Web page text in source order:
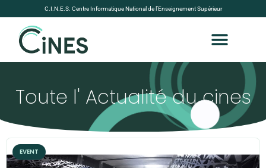
C.I.N.E.S. Centre Informatique National de l’Enseignement Supérieur
Toute l' Actualité du cines
EVENT